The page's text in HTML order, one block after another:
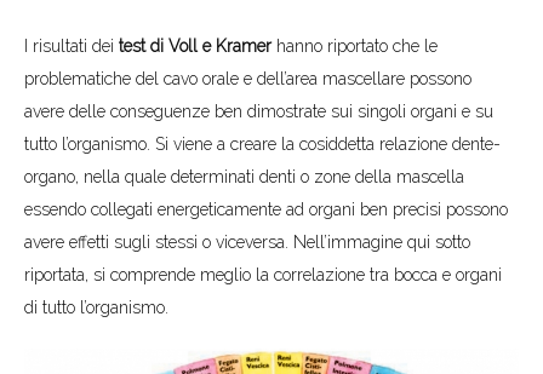
I risultati dei test di Voll e Kramerhanno riportato che le
problematiche del cavo orale e dell’area mascellare possono
avere delle conseguenze ben dimostrate sui singoli organi e su
tutto l’organismo. Si viene a creare la cosiddetta relazione dente-
organo, nella quale determinati denti o zone della mascella
essendo collegati energeticamente ad organi ben precisi possono
avere effetti sugli stessi o viceversa. Nell’immagine qui sotto
riportata, si comprende meglio la correlazione tra bocca e organi
di tutto l’organismo.